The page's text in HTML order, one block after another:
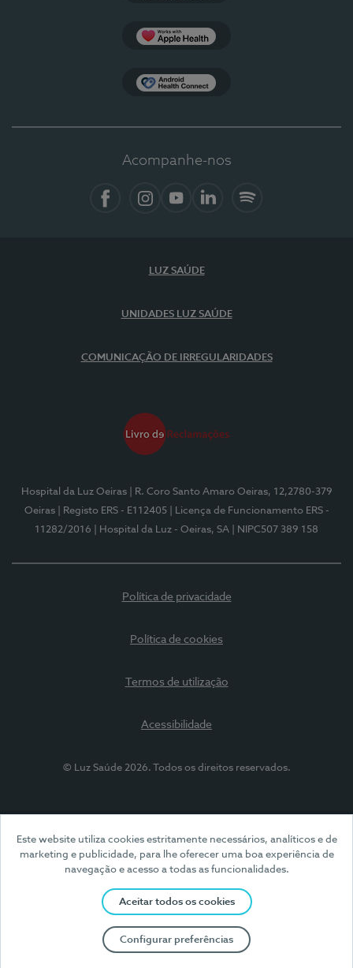
Este website utiliza cookies estritamente necessários, analíticos e de
marketing e publicidade, para lhe oferecer uma boa experiência de
navegação e acesso a todas as funcionalidades.
Aceitar todos os cookies
Configurar preferências
Acompanhe-nos
LUZ SAÚDE
UNIDADES LUZ SAÚDE
COMUNICAÇÃO DE IRREGULARIDADES
Hospital da Luz Oeiras
| R. Coro Santo Amaro Oeiras, 12,2780-379
Oeiras
| Registo ERS - E112405
| Licença de Funcionamento ERS -
11282/2016
| Hospital da Luz - Oeiras, SA | NIPC507 389 158
Política de privacidade
Política de cookies
Termos de utilização
Acessibilidade
© Luz Saúde 2026. Todos os direitos reservados.